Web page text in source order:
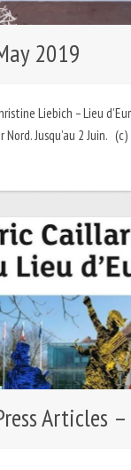
2019
Liebich – Lieu
Jusqu’au 2 Juin.
Articles –